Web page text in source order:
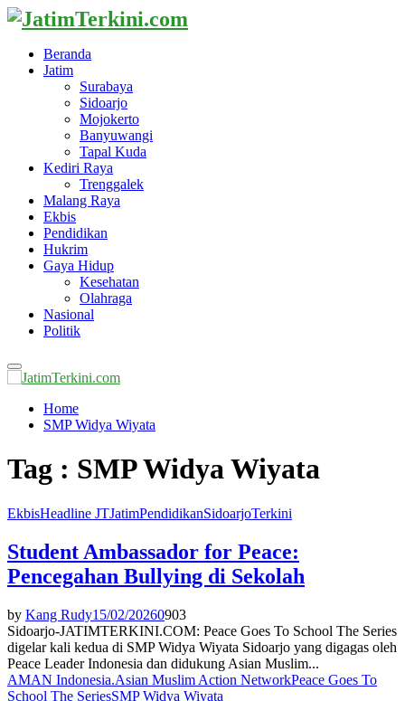
Beranda
Jatim
Surabaya
Sidoarjo
Mojokerto
Banyuwangi
Tapal Kuda
Kediri Raya
Trenggalek
Malang Raya
Ekbis
Pendidikan
Hukrim
Gaya Hidup
Kesehatan
Olahraga
Nasional
Politik
Primary
Menu
Home
SMP Widya Wiyata
Tag : SMP Widya Wiyata
EkbisHeadline JTJatimPendidikanSidoarjoTerkini
Student Ambassador for Peace:
Pencegahan Bullying di Sekolah
by Kang Rudy15/02/20260903
Sidoarjo-JATIMTERKINI.COM: Peace Goes To School The Series
digelar kali kedua di SMP Widya Wiyata Sidoarjo yang digagas oleh
Peace Leader Indonesia dan didukung Asian Muslim...
AMAN Indonesia.Asian Muslim Action NetworkPeace Goes To
School The SeriesSMP Widya Wiyata